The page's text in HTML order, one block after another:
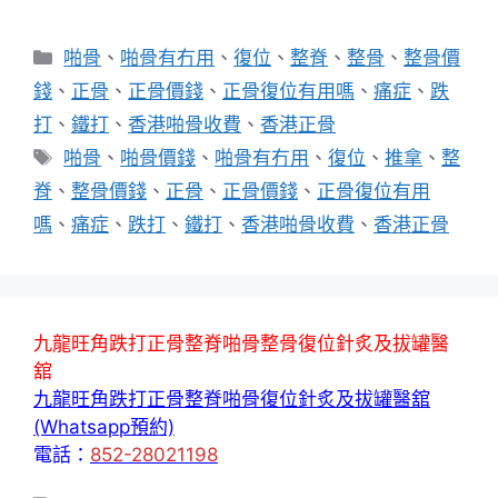
分
類
啪骨 、 啪骨有冇用 、復位 、整脊 、整骨 、整骨價
錢 、 正骨 、 正骨價錢 、 正骨復位有用嗎 、 痛症 、 跌
打 、 鐵打 、 香港啪骨收費 、 香港正骨
標
籤
啪骨 、 啪骨價錢 、 啪骨有冇用 、復位 、推拿 、整
脊 、 整骨價錢 、 正骨 、 正骨價錢 、 正骨復位有用
嗎 、 痛症 、 跌打 、 鐵打 、 香港啪骨收費 、 香港正骨
九龍旺角跌打正骨整脊啪骨整骨復位針炙及拔罐醫
舘
九龍旺角跌打正骨整脊啪骨復位針炙及拔罐醫舘
(Whatsapp預約)
電話： 852-28021198